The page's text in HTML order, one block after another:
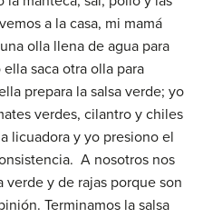
a la casa, mi mamá
olla llena de agua para
ella saca otra olla para
prepara la salsa verde; yo
verdes, cilantro y chiles
licuadora y yo presiono el
A nosotros nos
verde y de rajas porque son
Terminamos la salsa